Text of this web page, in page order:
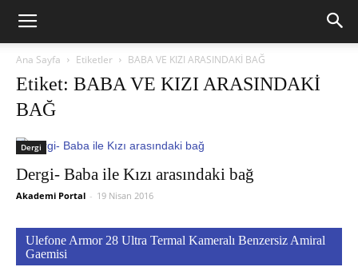
Ana Sayfa Etiketler BABA VE KIZI ARASINDAKİ BAĞ
Etiket: BABA VE KIZI ARASINDAKİ
BAĞ
Dergi
Dergi- Baba ile Kızı arasındaki bağ
Akademi Portal - 19 Nisan 2016
Ulefone Armor 28 Ultra Termal Kameralı Benzersiz Amiral
Gaemisi